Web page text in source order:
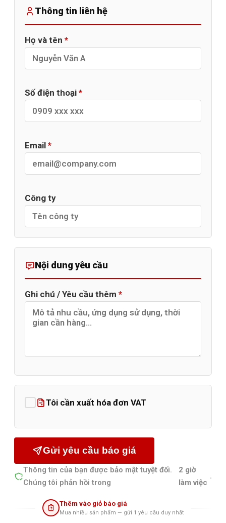
Thông tin liên hệ
Họ và tên *
Số điện thoại *
Email *
Công ty
Nội dung yêu cầu
Ghi chú / Yêu cầu thêm *
Tôi cần xuất hóa đơn VAT
Gửi yêu cầu báo giá
Thông tin của bạn được bảo mật tuyệt đối.
Chúng tôi phản hồi trong
2 giờ
làm việc
.
Thêm vào giỏ báo giá
Mua nhiều sản phẩm — gửi 1 yêu cầu duy nhất